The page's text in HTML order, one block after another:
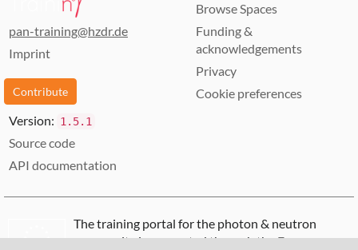
pan-training@hzdr.de
Imprint
Contribute
Browse Spaces
Funding &
acknowledgements
Privacy
Cookie preferences
Version: 1.5.1
Source code
API documentation
The training portal for the photon & neutron
community is supported through theEuropean